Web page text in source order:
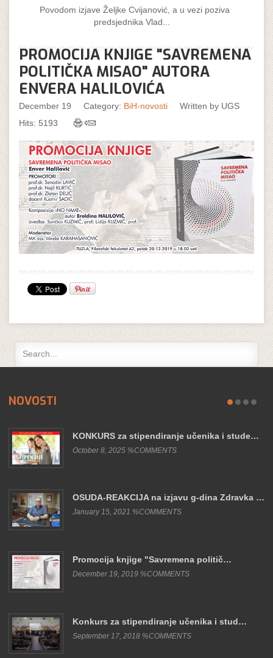
Povodom izjave Željke Cvijanović, a u vezi poziva
predsjednika Vlad...
PROMOCIJA KNJIGE "SAVREMENA
POLITIČKA MISAO" AUTORA
ENVERA HALILOVIĆA
December 19 Category: BiH-novosti Written by UGS
Hits: 5193
NOVOSTI
KONKURS za stipendiranje učenika i stude…
October 8, 2025 %COMMENTS
OSUDA-REAKCIJA na izjavu g-dina Zdravka …
January 15, 2021 %COMMENTS
Promocija knjige "Savremena politič…
December 19, 2019 %COMMENTS
Konkurs za stipendiranje učenika i stud…
September 17, 2018 %COMMENTS